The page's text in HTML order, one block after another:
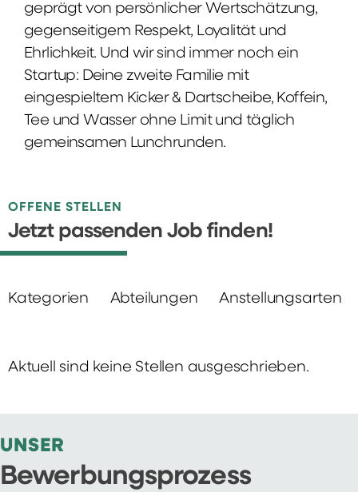
geprägt von persönlicher Wertschätzung,
gegenseitigem Respekt, Loyalität und
Ehrlichkeit. Und wir sind immer noch ein
Startup: Deine zweite Familie mit
eingespieltem Kicker & Dartscheibe, Koffein,
Tee und Wasser ohne Limit und täglich
gemeinsamen Lunchrunden.
OFFENE STELLEN
Jetzt passenden Job finden!
Kategorien Abteilungen Anstellungsarten
Aktuell sind keine Stellen ausgeschrieben.
UNSER
Bewerbungsprozess